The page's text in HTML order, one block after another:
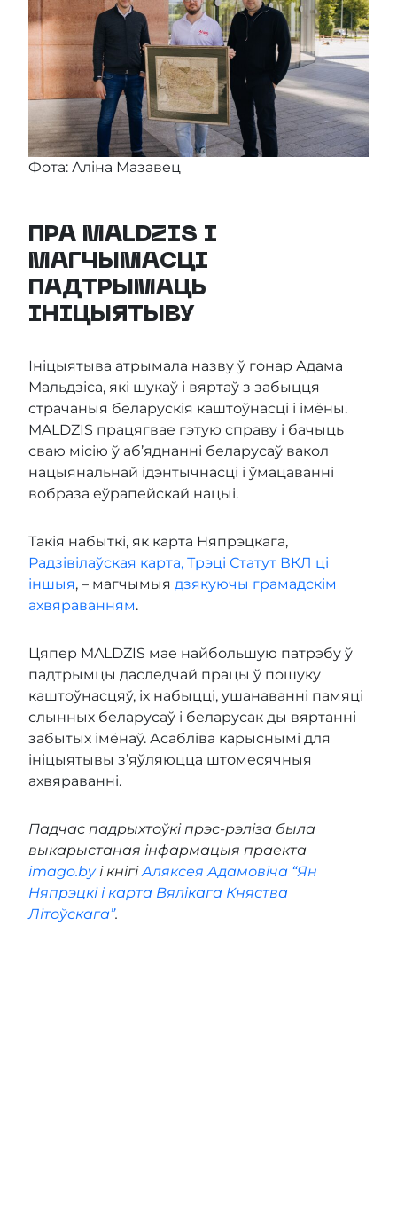
Фота: Аліна Мазавец
ПРА MALDZIS І
МАГЧЫМАСЦІ
ПАДТРЫМАЦЬ
ІНІЦЫЯТЫВУ
Ініцыятыва атрымала назву ў гонар Адама
Мальдзіса, які шукаў і вяртаў з забыцця
страчаныя беларускія каштоўнасці і імёны.
MALDZIS працягвае гэтую справу і бачыць
сваю місію ў аб’яднанні беларусаў вакол
нацыянальнай ідэнтычнасці і ўмацаванні
вобраза еўрапейскай нацыі.
Такія набыткі, як карта Няпрэцкага,
Радзівілаўская карта, Трэці Статут ВКЛ ці
іншыя, – магчымыя дзякуючы грамадскім
ахвяраванням.
Цяпер MALDZIS мае найбольшую патрэбу ў
падтрымцы даследчай працы ў пошуку
каштоўнасцяў, іх набыцці, ушанаванні памяці
слынных беларусаў і беларусак ды вяртанні
забытых імёнаў. Асабліва карыснымі для
ініцыятывы з’яўляюцца штомесячныя
ахвяраванні.
Падчас падрыхтоўкі прэс-рэліза была
выкарыстаная інфармацыя праекта
imago.byі кнігіАляксея Адамовіча “Ян
Няпрэцкі і карта Вялікага Княства
Літоўскага”.